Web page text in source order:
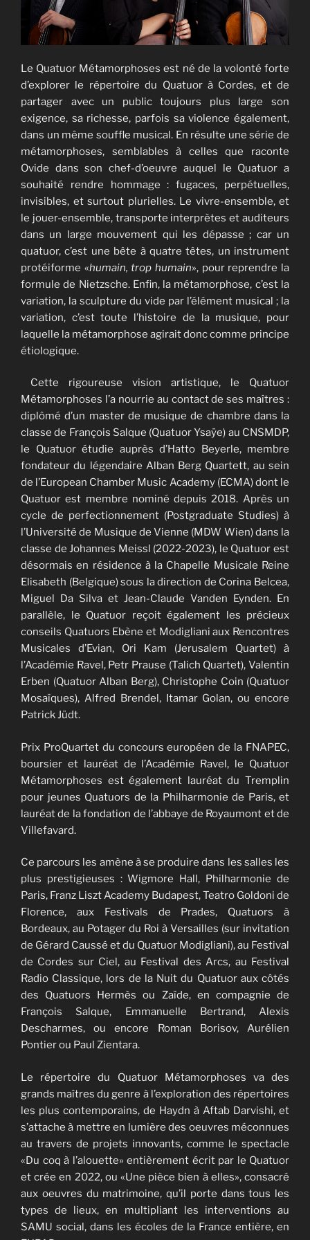
Le Quatuor Métamorphoses est né de la volonté forte
d’explorer le répertoire du Quatuor à Cordes, et de
partager avec un public toujours plus large son
exigence, sa richesse, parfois sa violence également,
dans un même souffle musical. En résulte une série de
métamorphoses, semblables à celles que raconte
Ovide dans son chef-d’oeuvre auquel le Quatuor a
souhaité rendre hommage : fugaces, perpétuelles,
invisibles, et surtout plurielles. Le vivre-ensemble, et
le jouer-ensemble, transporte interprètes et auditeurs
dans un large mouvement qui les dépasse ; car un
quatuor, c’est une bête à quatre têtes, un instrument
protéiforme «humain, trop humain», pour reprendre la
formule de Nietzsche. Enfin, la métamorphose, c’est la
variation, la sculpture du vide par l’élément musical ; la
variation, c’est toute l’histoire de la musique, pour
laquelle la métamorphose agirait donc comme principe
étiologique.
Cette rigoureuse vision artistique, le Quatuor
Métamorphoses l’a nourrie au contact de ses maîtres :
diplômé d’un master de musique de chambre dans la
classe de François Salque (Quatuor Ysaÿe) au CNSMDP,
le Quatuor étudie auprès d’Hatto Beyerle, membre
fondateur du légendaire Alban Berg Quartett, au sein
de l’European Chamber Music Academy (ECMA) dont le
Quatuor est membre nominé depuis 2018. Après un
cycle de perfectionnement (Postgraduate Studies) à
l’Université de Musique de Vienne (MDW Wien) dans la
classe de Johannes Meissl (2022-2023), le Quatuor est
désormais en résidence à la Chapelle Musicale Reine
Elisabeth (Belgique) sous la direction de Corina Belcea,
Miguel Da Silva et Jean-Claude Vanden Eynden. En
parallèle, le Quatuor reçoit également les précieux
conseils Quatuors Ebène et Modigliani aux Rencontres
Musicales d’Evian, Ori Kam (Jerusalem Quartet) à
l’Académie Ravel, Petr Prause (Talich Quartet), Valentin
Erben (Quatuor Alban Berg), Christophe Coin (Quatuor
Mosaïques), Alfred Brendel, Itamar Golan, ou encore
Patrick Jüdt.
Prix ProQuartet du concours européen de la FNAPEC,
boursier et lauréat de l’Académie Ravel, le Quatuor
Métamorphoses est également lauréat du Tremplin
pour jeunes Quatuors de la Philharmonie de Paris, et
lauréat de la fondation de l’abbaye de Royaumont et de
Villefavard.
Ce parcours les amène à se produire dans les salles les
plus prestigieuses : Wigmore Hall, Philharmonie de
Paris, Franz Liszt Academy Budapest, Teatro Goldoni de
Florence, aux Festivals de Prades, Quatuors à
Bordeaux, au Potager du Roi à Versailles (sur invitation
de Gérard Caussé et du Quatuor Modigliani), au Festival
de Cordes sur Ciel, au Festival des Arcs, au Festival
Radio Classique, lors de la Nuit du Quatuor aux côtés
des Quatuors Hermès ou Zaïde, en compagnie de
François Salque, Emmanuelle Bertrand, Alexis
Descharmes, ou encore Roman Borisov, Aurélien
Pontier ou Paul Zientara.
Le répertoire du Quatuor Métamorphoses va des
grands maîtres du genre à l’exploration des répertoires
les plus contemporains, de Haydn à Aftab Darvishi, et
s’attache à mettre en lumière des oeuvres méconnues
au travers de projets innovants, comme le spectacle
«Du coq à l’alouette» entièrement écrit par le Quatuor
et crée en 2022, ou «Une pièce bien à elles», consacré
aux oeuvres du matrimoine, qu’il porte dans tous les
types de lieux, en multipliant les interventions au
SAMU social, dans les écoles de la France entière, en